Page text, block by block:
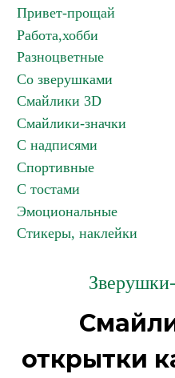
Привет-прощай
Работа,хобби
Разноцветные
Со зверушками
Смайлики 3D
Смайлики-значки
С надписями
Спортивные
С тостами
Эмоциональные
Стикеры, наклейки
открытки